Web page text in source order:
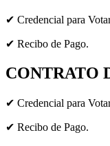
✔ Credencial para
✔ Recibo de Pago.
CONTRATO
✔ Credencial para
✔ Recibo de Pago.